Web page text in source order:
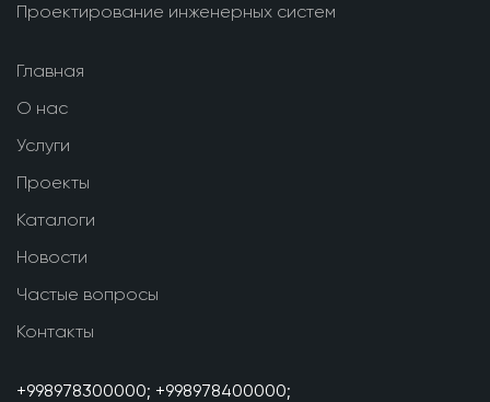
Проектирование инженерных систем
Главная
О нас
Услуги
Проекты
Каталоги
Новости
Частые вопросы
Контакты
+998978300000; +998978400000;